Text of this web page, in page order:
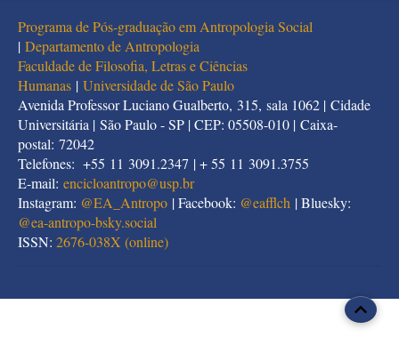
Programa de Pós-graduação em Antropologia Social
| Departamento de Antropologia
Faculdade de Filosofia, Letras e Ciências
Humanas | Universidade de São Paulo
Avenida Professor Luciano Gualberto, 315, sala 1062 | Cidade
Universitária | São Paulo - SP | CEP: 05508-010 | Caixa-
postal: 72042
Telefones: +55 11 3091.2347 | + 55 11 3091.3755
E-mail: encicloantropo@usp.br
Instagram: @EA_Antropo | Facebook: @eafflch | Bluesky:
@ea-antropo-bsky.social
ISSN: 2676-038X (online)